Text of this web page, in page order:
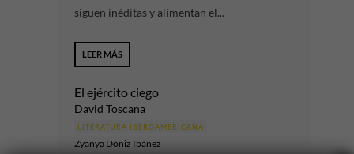
siguen inéditas y alimentan el...
LEER MÁS
El ejército ciego
David Toscana
LITERATURA IBEROAMERICANA
Zyanya Dóniz Ibáñez